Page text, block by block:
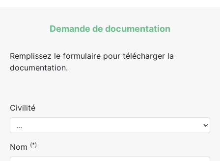
Demande de documentation
Remplissez le formulaire pour télécharger la
documentation.
Civilité
Nom (*)